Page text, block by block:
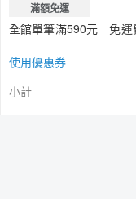
滿額免運
全館單筆滿590元 免運
使用優惠券
小計